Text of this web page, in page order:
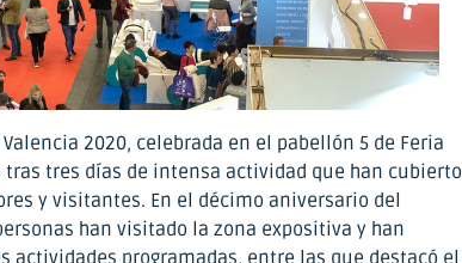
2020, celebrada en el pabellón 5 de Feria
tres días de intensa actividad que han cubierto
y visitantes. En el décimo aniversario del
han visitado la zona expositiva y han
actividades programadas, entre las que destacó el